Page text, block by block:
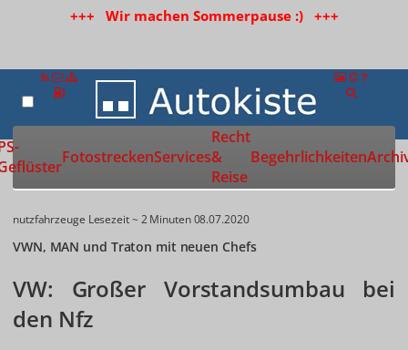
+++ Wir machen Sommerpause :) +++
Zur Startseite
FotostreckenServices
Recht
&
Reise
Begehrlichkeiten
nutzfahrzeuge Lesezeit ~ 2 Minuten08.07.2020
VWN, MAN und Traton mit neuen Chefs
VW: Großer Vorstandsumbau bei
den Nfz